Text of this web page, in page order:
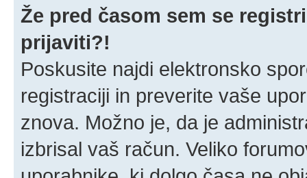
Že pred časom sem se
prijaviti?!
Poskusite najdi elektronsko
registraciji in preverite vaše
znova. Možno je, da je
izbrisal vaš račun. Veliko